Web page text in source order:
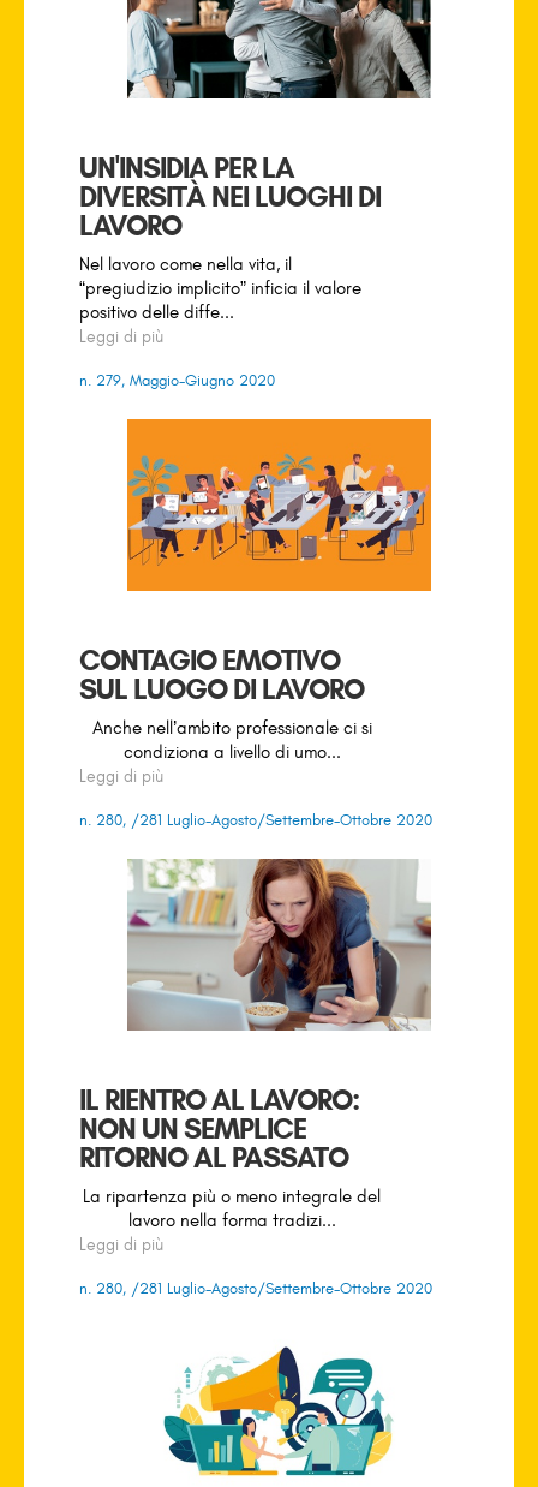
UN'INSIDIA PER LA
DIVERSITÀ NEI LUOGHI DI
LAVORO
Nel lavoro come nella vita, il
“pregiudizio implicito” inficia il valore
positivo delle diffe...
Leggi di più
n. 279, Maggio-Giugno 2020
CONTAGIO EMOTIVO
SUL LUOGO DI LAVORO
Anche nell’ambito professionale ci si
condiziona a livello di umo...
Leggi di più
n. 280, /281 Luglio-Agosto/Settembre-Ottobre 2020
IL RIENTRO AL LAVORO:
NON UN SEMPLICE
RITORNO AL PASSATO
La ripartenza più o meno integrale del
lavoro nella forma tradizi...
Leggi di più
n. 280, /281 Luglio-Agosto/Settembre-Ottobre 2020